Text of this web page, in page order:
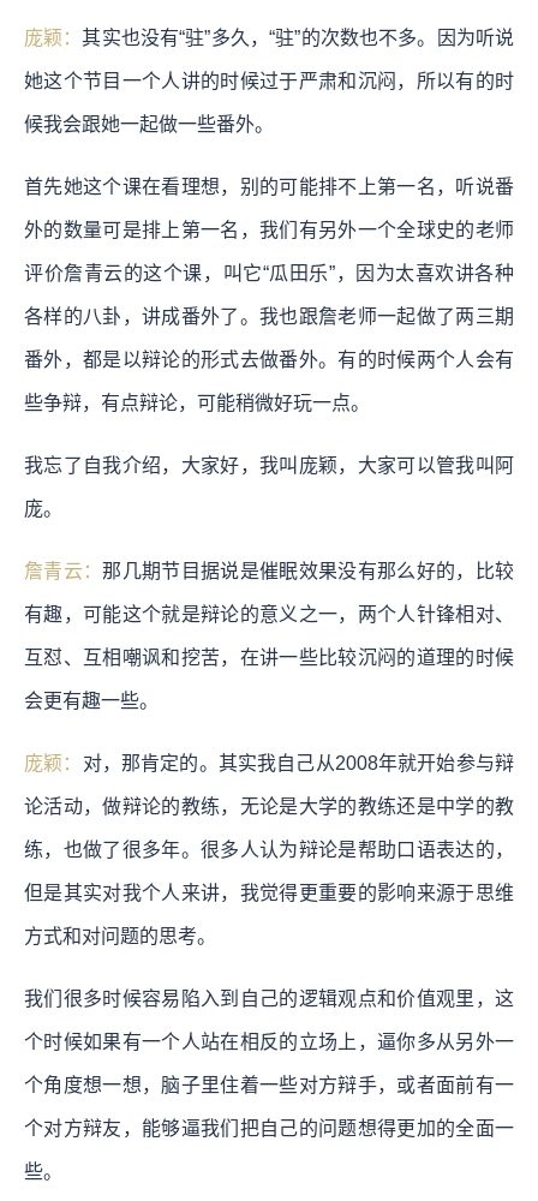
庞颖：其实也没有“驻”多久，“驻”的次数也不多。因为听说
她这个节目一个人讲的时候过于严肃和沉闷，所以有的时
候我会跟她一起做一些番外。
首先她这个课在看理想，别的可能排不上第一名，听说番
外的数量可是排上第一名，我们有另外一个全球史的老师
评价詹青云的这个课，叫它“瓜田乐”，因为太喜欢讲各种
各样的八卦，讲成番外了。我也跟詹老师一起做了两三期
番外，都是以辩论的形式去做番外。有的时候两个人会有
些争辩，有点辩论，可能稍微好玩一点。
我忘了自我介绍，大家好，我叫庞颖，大家可以管我叫阿
庞。
詹青云： 那几期节目据说是催眠效果没有那么好的，比较
有趣，可能这个就是辩论的意义之一，两个人针锋相对、
互怼、互相嘲讽和挖苦，在讲一些比较沉闷的道理的时候
会更有趣一些。
庞颖： 对，那肯定的。其实我自己从2008年就开始参与辩
论活动，做辩论的教练，无论是大学的教练还是中学的教
练，也做了很多年。很多人认为辩论是帮助口语表达的，
但是其实对我个人来讲，我觉得更重要的影响来源于思维
方式和对问题的思考。
我们很多时候容易陷入到自己的逻辑观点和价值观里，这
个时候如果有一个人站在相反的立场上，逼你多从另外一
个角度想一想，脑子里住着一些对方辩手，或者面前有一
个对方辩友，能够逼我们把自己的问题想得更加的全面一
些。